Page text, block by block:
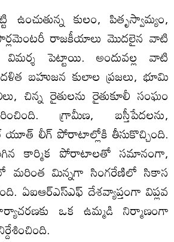
కులం, పితృస్వామ్యం,
రాజకీయాలు మొదలైన వాటి
పెట్టాయి. అందువల్ల వాటి
బహుజన కులాల ప్రజలు, భూమి
చిన్న రైతులను రైతుకూలీ సంఘం
గ్రామీణ, బస్తీపేదలను,
లీగ్‌ పోరాటాల్లోకి తీసుకొచ్చింది.
కార్మిక పోరాటాలతో సమానంగా,
మరింత మిన్నగా సింగరేణిలో సికాస
ఏఐఆర్‌ఎస్‌ఎఫ్‌ దేశవ్యాప్తంగా విప్లవ
ఒక ఉమ్మడి నిర్మాణంగా